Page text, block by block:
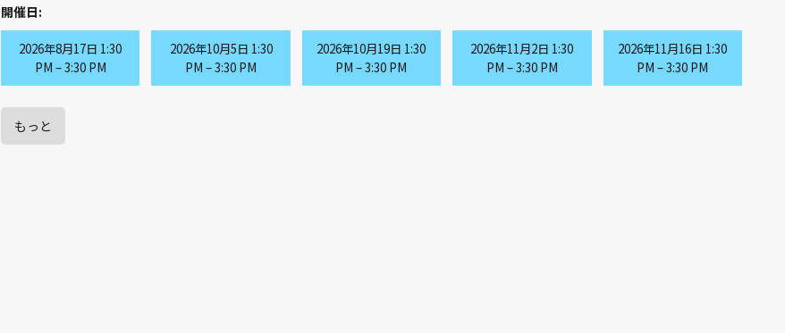
開催日:
2026年8月17日 1:30
PM –3:30 PM
2026年10月5日 1:30
PM –3:30 PM
2026年10月19日 1:30
PM –3:30 PM
2026年11月2日 1:30
PM –3:30 PM
2026年11月16日 1:30
PM –3:30 PM
もっと